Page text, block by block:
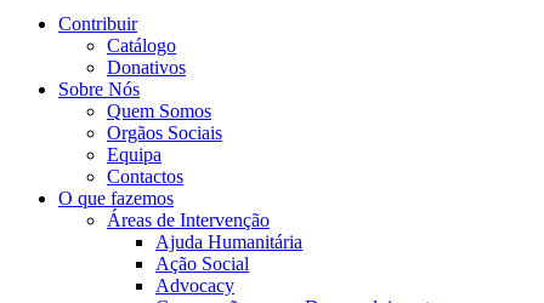
Contribuir
Catálogo
Donativos
Sobre Nós
Quem Somos
Orgãos Sociais
Equipa
Contactos
O que fazemos
Áreas de Intervenção
Ajuda Humanitária
Ação Social
Advocacy